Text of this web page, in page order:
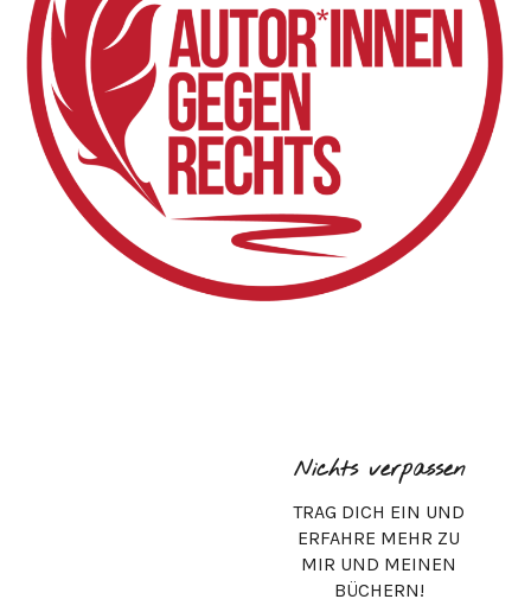
Nichts verpassen
TRAG DICH EIN UND
ERFAHRE MEHR ZU
MIR UND MEINEN
BÜCHERN!